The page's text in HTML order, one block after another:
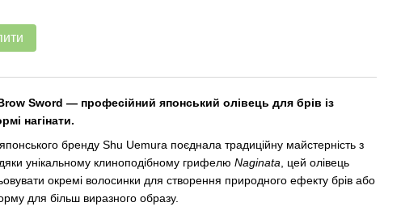
Sword — професійний японський олівець для брів із
нагінати.
японського бренду Shu Uemura поєднала традиційну майстерність з
унікальному клиноподібному грифелю Naginata, цей олівець
окремі волосинки для створення природного ефекту брів або
для більш виразного образу.